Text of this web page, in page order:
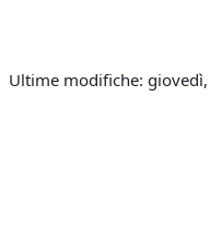
Ultime modifiche: